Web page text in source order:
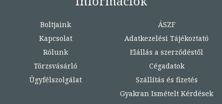
Boltjaink
Kapcsolat
Rólunk
Törzsvásárló
Ügyfélszolgálat
ÁSZF
Adatkezelési Tájékoztató
Elállás a szerződéstől
Cégadatok
Szállítás és fizetés
Gyakran Ismételt Kérdések